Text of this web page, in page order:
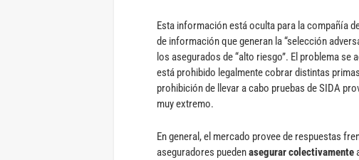
Esta información está oculta para la compañía
de información que generan la “selección
los asegurados de “alto riesgo”. El problema
está prohibido legalmente cobrar distintas
prohibición de llevar a cabo pruebas de SIDA
muy extremo.
En general, el mercado provee de respuestas
aseguradores puedenasegurar colectivamente